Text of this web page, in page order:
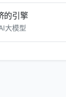
的引擎
大模型